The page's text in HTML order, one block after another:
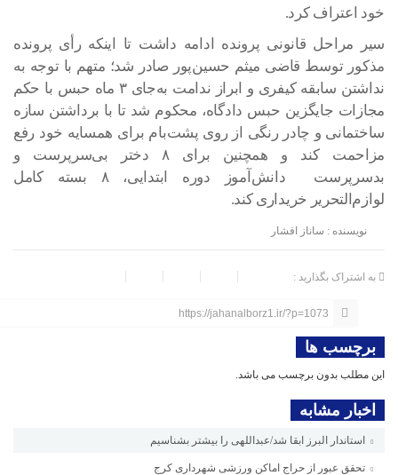
خود اعتراف کرد.
سیر مراحل قانونی پرونده ادامه داشت تا اینکه رأی پرونده
مذکور توسط قاضی میثم حسین‌پور صادر شد؛ متهم با توجه به
نداشتن سابقه کیفری و ابراز ندامت به‌جای ۳ ماه حبس با حکم
مجازات جایگزین حبس دادگاه، محکوم شد تا با برداشتن سازه
ساختمانی و چادر رنگی از روی پشت‌بام برای همسایه خود رفع
مزاحمت کند و همچنین برای ۸ دختر بی‌سرپرست و
بدسرپرست دانش‌آموز دوره ابتدایی، ۸ بسته کامل
لوازم‌التحریر خریداری کند.
نویسنده : ساناز افشار
به اشتراک بگذارید :
https://jahanalborz1.ir/?p=1073
برچسب ها
این مطلب بدون برچسب می باشد.
اخبار مشابه
استاندار البرز ابقا شد/عبداللهی را بیشتر بشناسیم
تحقق عبور از حراج اماکن ورزشی شهرداری کرج